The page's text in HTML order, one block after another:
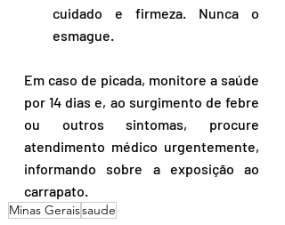
cuidado e firmeza. Nunca o
esmague.
Em caso de picada, monitore a saúde
por 14 dias e, ao surgimento de febre
ou outros sintomas, procure
atendimento médico urgentemente,
informando sobre a exposição ao
carrapato.
Minas Geraissaude